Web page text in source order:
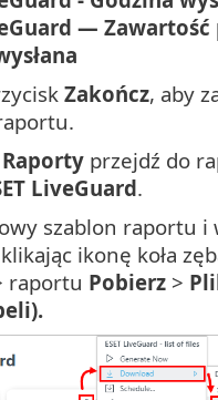
—
Zakończ, aby
Raporty przejdź do
LiveGuard.
szablon raportu i
klikając ikonę koła
raportu Pobierz >